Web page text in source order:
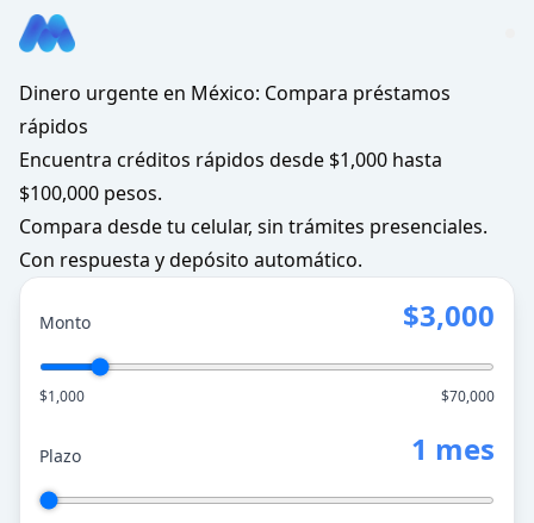
Dinero urgente en México: Compara préstamos
rápidos
Encuentra créditos rápidos desde $1,000 hasta
$100,000 pesos.
Compara desde tu celular, sin trámites presenciales.
Con respuesta y depósito automático.
Monto $3,000
$1,000 $70,000
Plazo 1 mes